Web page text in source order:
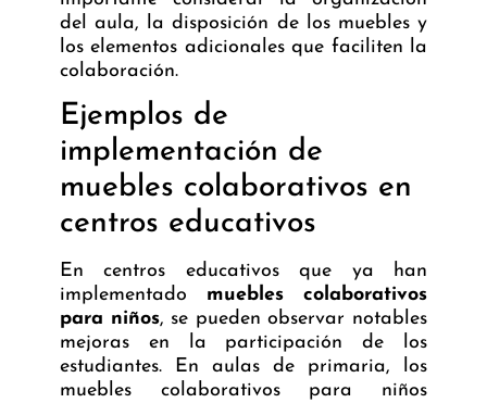
del aula, la disposición de los muebles y
los elementos adicionales que faciliten la
colaboración.
Ejemplos de
implementación de
muebles colaborativos en
centros educativos
En centros educativos que ya han
implementado muebles colaborativos
para niños, se pueden observar notables
mejoras en la participación de los
estudiantes. En aulas de primaria, los
muebles colaborativos para niños